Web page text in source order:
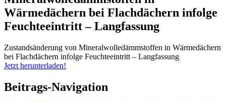
Wärmedächern bei Flachdächern infolge
Feuchteeintritt – Langfassung
Zustandsänderung von Mineralwolledämmstoffen in Wärmedächern
bei Flachdächern infolge Feuchteeintritt – Langfassung
Jetzt herunterladen!
Beitrags-Navigation